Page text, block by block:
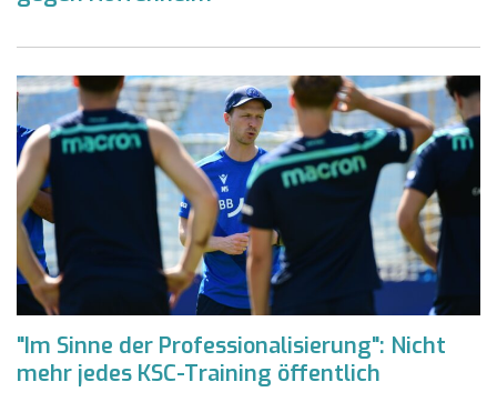
"Im Sinne der Professionalisierung": Nicht
mehr jedes KSC-Training öffentlich